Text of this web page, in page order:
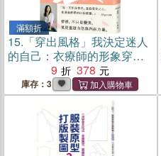
滿額折
15. 「穿出風格」我決定迷人
的自己：衣療師的形象穿搭
法則，精簡衣櫥的豐盛人生
9 378
庫存：3